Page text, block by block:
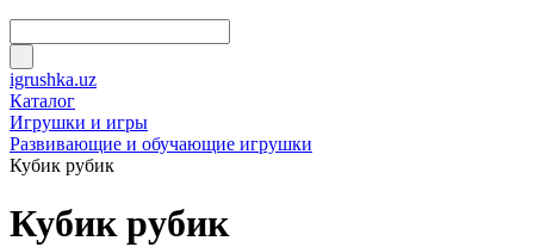
igrushka.uz
Каталог
Игрушки и игры
Развивающие и обучающие игрушки
Кубик рубик
Кубик рубик